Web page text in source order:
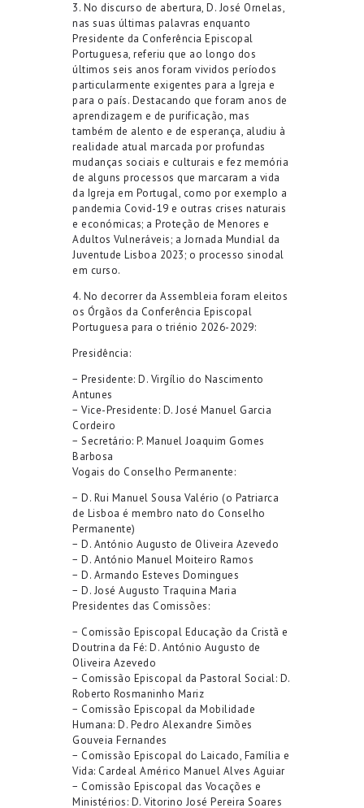
3. No discurso de abertura, D. José Ornelas,
nas suas últimas palavras enquanto
Presidente da Conferência Episcopal
Portuguesa, referiu que ao longo dos
últimos seis anos foram vividos períodos
particularmente exigentes para a Igreja e
para o país. Destacando que foram anos de
aprendizagem e de purificação, mas
também de alento e de esperança, aludiu à
realidade atual marcada por profundas
mudanças sociais e culturais e fez memória
de alguns processos que marcaram a vida
da Igreja em Portugal, como por exemplo a
pandemia Covid-19 e outras crises naturais
e económicas; a Proteção de Menores e
Adultos Vulneráveis; a Jornada Mundial da
Juventude Lisboa 2023; o processo sinodal
em curso.
4. No decorrer da Assembleia foram eleitos
os Órgãos da Conferência Episcopal
Portuguesa para otriénio 2026-2029:
Presidência:
− Presidente: D. Virgílio do Nascimento
Antunes
− Vice-Presidente: D. José Manuel Garcia
Cordeiro
− Secretário: P. Manuel Joaquim Gomes
Barbosa
Vogais do Conselho Permanente:
− D. Rui Manuel Sousa Valério (o Patriarca
de Lisboa é membro nato do Conselho
Permanente)
− D. António Augusto de Oliveira Azevedo
− D. António Manuel Moiteiro Ramos
− D. Armando Esteves Domingues
− D. José Augusto Traquina Maria
Presidentes das Comissões:
− Comissão Episcopal Educação da Cristã e
Doutrina da Fé: D. António Augusto de
Oliveira Azevedo
− Comissão Episcopal da Pastoral Social: D.
Roberto Rosmaninho Mariz
− Comissão Episcopal da Mobilidade
Humana: D. Pedro Alexandre Simões
Gouveia Fernandes
− Comissão Episcopal do Laicado, Família e
Vida: Cardeal Américo Manuel Alves Aguiar
− Comissão Episcopal das Vocações e
Ministérios: D. Vitorino José Pereira Soares